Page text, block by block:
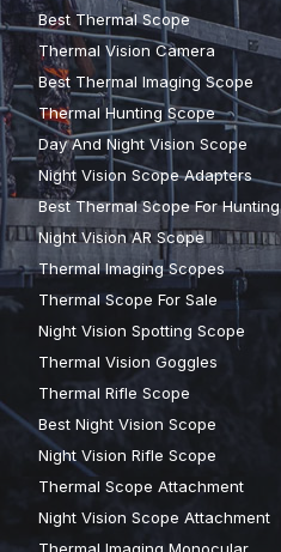
Best Thermal Scope
Thermal Vision Camera
Best Thermal Imaging Scope
Thermal Hunting Scope
Day And Night Vision Scope
Night Vision Scope Adapters
Best Thermal Scope For Hunting
Night Vision AR Scope
Thermal Imaging Scopes
Thermal Scope For Sale
Night Vision Spotting Scope
Thermal Vision Goggles
Thermal Rifle Scope
Best Night Vision Scope
Night Vision Rifle Scope
Thermal Scope Attachment
Night Vision Scope Attachment